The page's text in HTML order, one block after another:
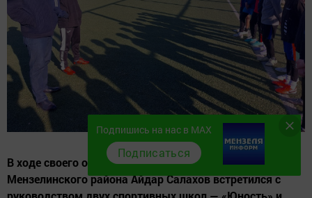
В ходе своего объезда спортивных объектов глава
Мензелинского района Айдар Салахов встретился с
Подпишись на нас в MAX
Подписаться